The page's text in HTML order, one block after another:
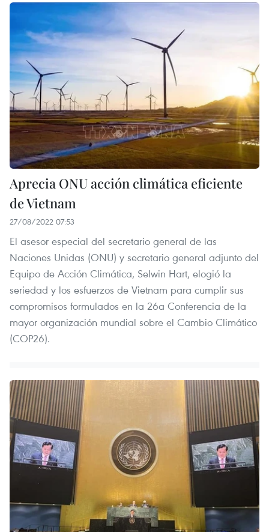
Aprecia ONU acción climática eficiente
de Vietnam
27/08/2022 07:53
El asesor especial del secretario general de las
Naciones Unidas (ONU) y secretario general adjunto del
Equipo de Acción Climática, Selwin Hart, elogió la
seriedad y los esfuerzos de Vietnam para cumplir sus
compromisos formulados en la 26a Conferencia de la
mayor organización mundial sobre el Cambio Climático
(COP26).